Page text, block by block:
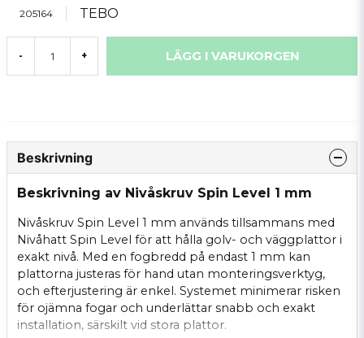
205164 TEBO
- + LÄGG I VARUKORGEN
Beskrivning
Beskrivning av Nivåskruv Spin Level 1 mm
Nivåskruv Spin Level 1 mm används tillsammans med
Nivåhatt Spin Level för att hålla golv- och väggplattor i
exakt nivå. Med en fogbredd på endast 1 mm kan
plattorna justeras för hand utan monteringsverktyg,
och efterjustering är enkel. Systemet minimerar risken
för ojämna fogar och underlättar snabb och exakt
installation, särskilt vid stora plattor.